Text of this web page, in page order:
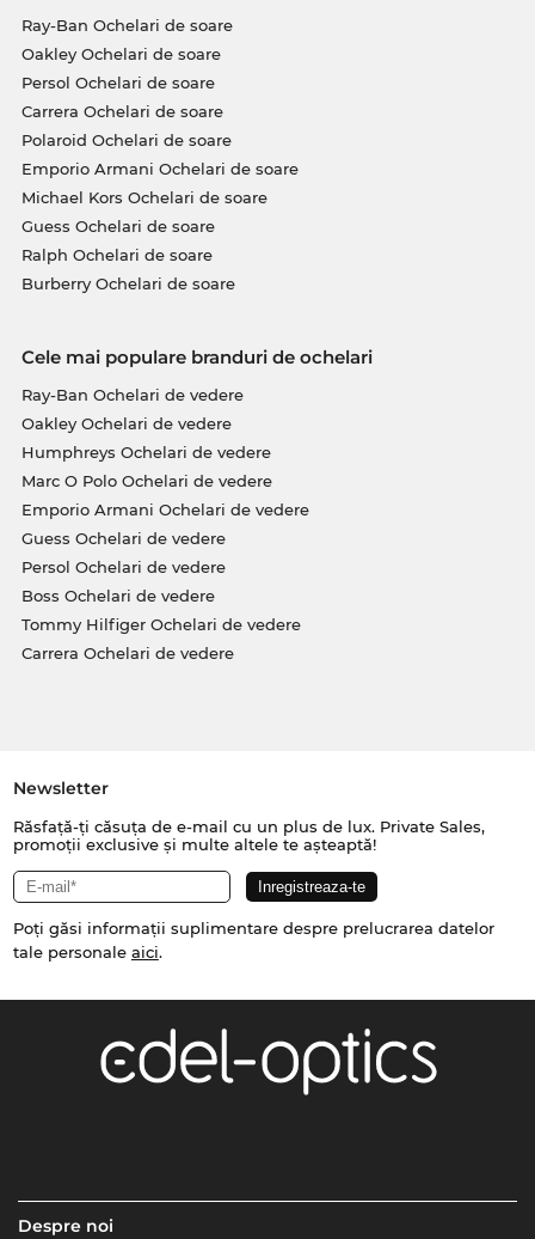
Ray-Ban Ochelari de soare
Oakley Ochelari de soare
Persol Ochelari de soare
Carrera Ochelari de soare
Polaroid Ochelari de soare
Emporio Armani Ochelari de soare
Michael Kors Ochelari de soare
Guess Ochelari de soare
Ralph Ochelari de soare
Burberry Ochelari de soare
Cele mai populare branduri de ochelari
Ray-Ban Ochelari de vedere
Oakley Ochelari de vedere
Humphreys Ochelari de vedere
Marc O Polo Ochelari de vedere
Emporio Armani Ochelari de vedere
Guess Ochelari de vedere
Persol Ochelari de vedere
Boss Ochelari de vedere
Tommy Hilfiger Ochelari de vedere
Carrera Ochelari de vedere
Newsletter
Răsfață-ți căsuța de e-mail cu un plus de lux. Private Sales,
promoții exclusive și multe altele te așteaptă!
Poți găsi informații suplimentare despre prelucrarea datelor
tale personale aici.
Despre noi